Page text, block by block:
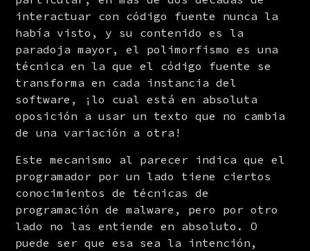
interactuar con código fuente nunca la
había visto, y su contenido es la
paradoja mayor, el polimorfismo es una
técnica en la que el código fuente se
transforma en cada instancia del
software, ¡lo cual está en absoluta
oposición a usar un texto que no cambia
de una variación a otra!
Este mecanismo al parecer indica que el
programador por un lado tiene ciertos
conocimientos de técnicas de
programación de malware, pero por otro
lado no las entiende en absoluto. O
puede ser que esa sea la intención,